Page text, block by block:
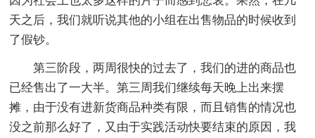
天之后，我们就听说其他的小组在出售物品的时候收到
了假钞。
第三阶段，两周很快的过去了，我们的进的商品也
已经售出了一大半。第三周我们继续每天晚上出来摆
摊，由于没有进新货商品种类有限，而且销售的情况也
没之前那么好了，又由于实践活动快要结束的原因，我